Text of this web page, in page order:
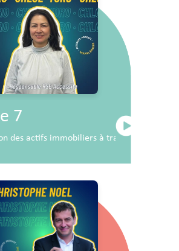
7
des actifs immobiliers à travers la RSE